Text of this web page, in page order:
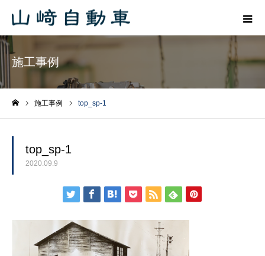
施工事例
施工事例 top_sp-1
top_sp-1
2020.09.9